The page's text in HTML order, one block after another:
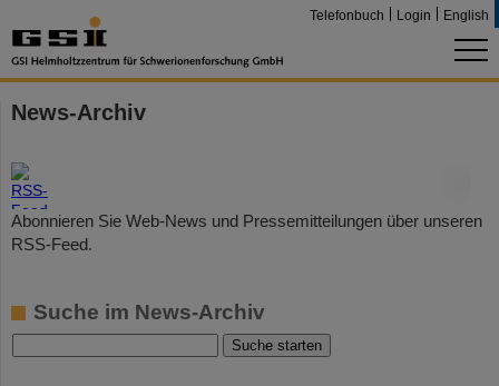
Telefonbuch Login English
News-Archiv
Abonnieren Sie Web-News und Pressemitteilungen über unseren
RSS-Feed.
Suche im News-Archiv